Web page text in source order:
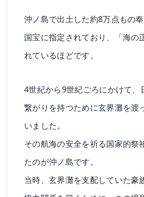
沖ノ島で出土した約8万点もの
国宝に指定されており、「海の
れているほどです。
4世紀から9世紀ごろにかけて、
繋がりを持つために玄界灘を渡
いました。
その航海の安全を祈る国家的祭
たのが沖ノ島です。
当時、玄界灘を支配していた豪